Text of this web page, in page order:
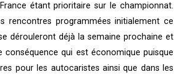
étant prioritaire sur le championnat.
rencontres programmées initialement ce
dérouleront déjà la semaine prochaine et
qui est économique puisque
pour les autocaristes ainsi que dans les